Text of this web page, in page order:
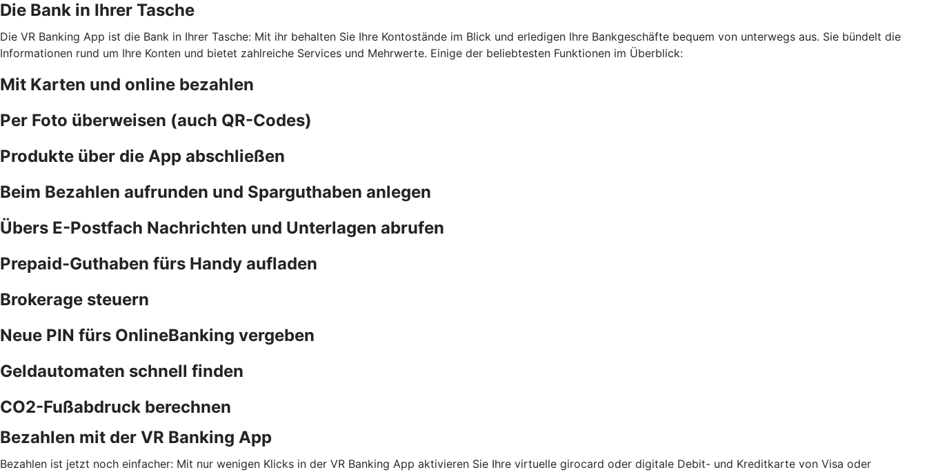
Die Bank in Ihrer Tasche
Die VR Banking App ist die Bank in Ihrer Tasche: Mit ihr behalten Sie Ihre Kontostände im Blick und erledigen Ihre Bankgeschäfte bequem von unterwegs aus. Sie bündelt die
Informationen rund um Ihre Konten und bietet zahlreiche Services und Mehrwerte. Einige der beliebtesten Funktionen im Überblick:
Mit Karten und online bezahlen
Per Foto überweisen (auch QR-Codes)
Produkte über die App abschließen
Beim Bezahlen aufrunden und Sparguthaben anlegen
Übers E-Postfach Nachrichten und Unterlagen abrufen
Prepaid-Guthaben fürs Handy aufladen
Brokerage steuern
Neue PIN fürs OnlineBanking vergeben
Geldautomaten schnell finden
CO2-Fußabdruck berechnen
Bezahlen mit der VR Banking App
Bezahlen ist jetzt noch einfacher: Mit nur wenigen Klicks in der VR Banking App aktivieren Sie Ihre virtuelle girocard oder digitale Debit- und Kreditkarte von Visa oder